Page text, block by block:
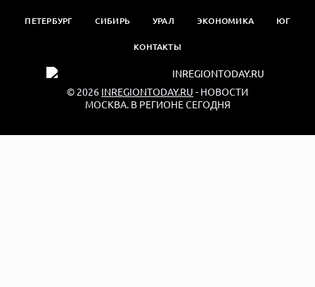
ПЕТЕРБУРГ СИБИРЬ УРАЛ ЭКОНОМИКА ЮГ
КОНТАКТЫ
© 2026 INREGIONTODAY.RU - НОВОСТИ
МОСКВА. В РЕГИОНЕ СЕГОДНЯ